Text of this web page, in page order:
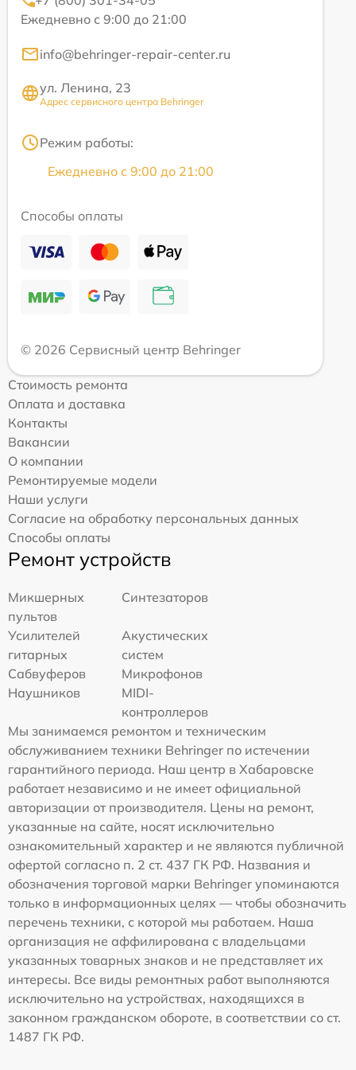
Ежедневно с 9:00 до 21:00
info@behringer-repair-center.ru
ул. Ленина, 23
Адрес сервисного центра Behringer
Режим работы:
Ежедневно с 9:00 до 21:00
Способы оплаты
© 2026 Сервисный центр Behringer
Стоимость ремонта
Оплата и доставка
Контакты
Вакансии
О компании
Ремонтируемые модели
Наши услуги
Согласие на обработку персональных данных
Способы оплаты
Ремонт устройств
Микшерных
пультов
Синтезаторов
Усилителей
гитарных
Акустических
систем
Сабвуферов
Микрофонов
Наушников
MIDI-
контроллеров
Мы занимаемся ремонтом и техническим
обслуживанием техники Behringer по истечении
гарантийного периода. Наш центр в Хабаровске
работает независимо и не имеет официальной
авторизации от производителя. Цены на ремонт,
указанные на сайте, носят исключительно
ознакомительный характер и не являются публичной
офертой согласно п. 2 ст. 437 ГК РФ. Названия и
обозначения торговой марки Behringer упоминаются
только в информационных целях — чтобы обозначить
перечень техники, с которой мы работаем. Наша
организация не аффилирована с владельцами
указанных товарных знаков и не представляет их
интересы. Все виды ремонтных работ выполняются
исключительно на устройствах, находящихся в
законном гражданском обороте, в соответствии со ст.
1487 ГК РФ.